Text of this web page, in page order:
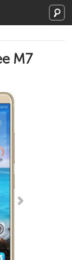
M7